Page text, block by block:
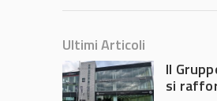
Ultimi Articoli
Il
si